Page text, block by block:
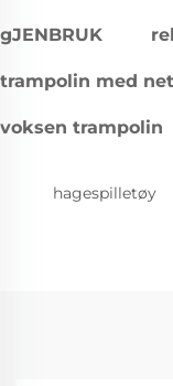
gJENBRUK
trampolin med
voksen trampolin
hagespilletøy